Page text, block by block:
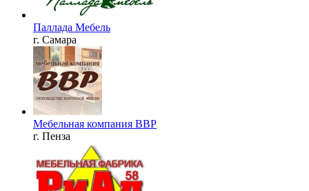
Паллада Мебель
г. Самара
Мебельная компания ВВР
г. Пенза